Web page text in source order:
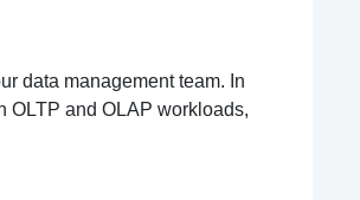
data management team. In
OLTP and OLAP workloads,